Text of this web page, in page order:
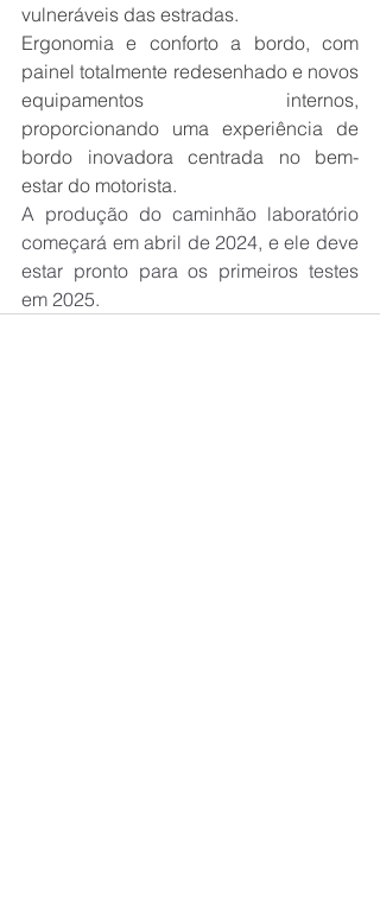
vulneráveis ​​das estradas.
Ergonomia e conforto a bordo, com
painel totalmente redesenhado e novos
equipamentos internos,
proporcionando uma experiência de
bordo inovadora centrada no bem-
estar do motorista.
A produção do caminhão laboratório
começará em abril de 2024, e ele deve
estar pronto para os primeiros testes
em 2025.